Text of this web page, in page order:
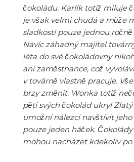
čokoládu. Karlík totiž miluje
je však velmi chudá a může
sladkosti pouze jednou
Navíc záhadný majitel
léta do své čokoládovny
ani zaměstnance, což
v továrně vlastně pracuje.
brzy změnit. Wonka totiž
pěti svých čokolád ukryl
umožní nálezci navštívit
pouze jeden háček.
mohou nacházet kdekoliv po